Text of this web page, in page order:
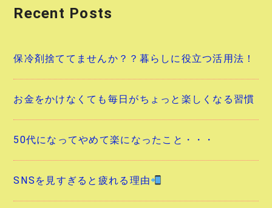
ョ
Recent Posts
保冷剤捨ててませんか？？暮らしに役立つ活用法！
お金をかけなくても毎日がちょっと楽しくなる習慣
50代になってやめて楽になったこと・・・
SNSを見すぎると疲れる理由